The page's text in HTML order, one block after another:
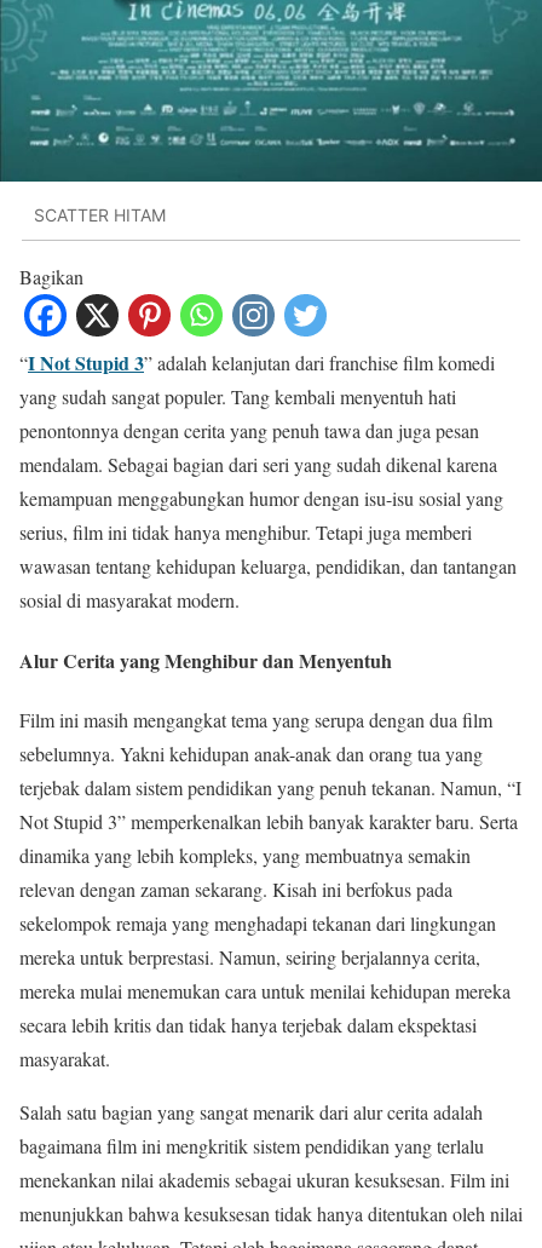
SCATTER HITAM
Bagikan
“I Not Stupid 3” adalah kelanjutan dari franchise film komedi
yang sudah sangat populer. Tang kembali menyentuh hati
penontonnya dengan cerita yang penuh tawa dan juga pesan
mendalam. Sebagai bagian dari seri yang sudah dikenal karena
kemampuan menggabungkan humor dengan isu-isu sosial yang
serius, film ini tidak hanya menghibur. Tetapi juga memberi
wawasan tentang kehidupan keluarga, pendidikan, dan tantangan
sosial di masyarakat modern.
Alur Cerita yang Menghibur dan Menyentuh
Film ini masih mengangkat tema yang serupa dengan dua film
sebelumnya. Yakni kehidupan anak-anak dan orang tua yang
terjebak dalam sistem pendidikan yang penuh tekanan. Namun, “I
Not Stupid 3” memperkenalkan lebih banyak karakter baru. Serta
dinamika yang lebih kompleks, yang membuatnya semakin
relevan dengan zaman sekarang. Kisah ini berfokus pada
sekelompok remaja yang menghadapi tekanan dari lingkungan
mereka untuk berprestasi. Namun, seiring berjalannya cerita,
mereka mulai menemukan cara untuk menilai kehidupan mereka
secara lebih kritis dan tidak hanya terjebak dalam ekspektasi
masyarakat.
Salah satu bagian yang sangat menarik dari alur cerita adalah
bagaimana film ini mengkritik sistem pendidikan yang terlalu
menekankan nilai akademis sebagai ukuran kesuksesan. Film ini
menunjukkan bahwa kesuksesan tidak hanya ditentukan oleh nilai